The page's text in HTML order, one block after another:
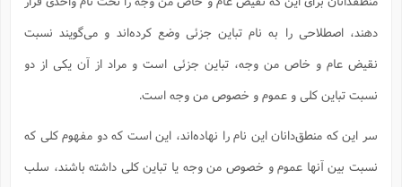
دهند، اصطلاحی را به نام تباین جزئی وضع کرده‌اند و می‌گویند نسبت
نقیض عام و خاص من وجه، تباین جزئی است و مراد از آن یکی از دو
نسبت تباین کلی و عموم و خصوص من وجه است.
سر این که منطق‌دانان این نام را نهاده‌اند، این است که دو مفهوم کلی که
نسبت بین آنها عموم و خصوص من وجه یا تباین کلی داشته باشند، سلب